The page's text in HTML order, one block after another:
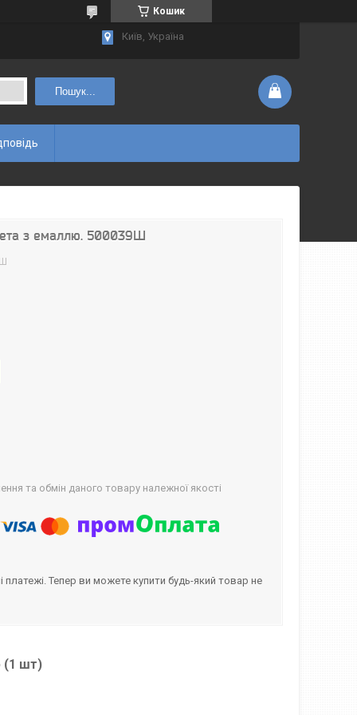
Кошик
Київ, Україна
Пошук...
з емаллю. 500039Ш
та обмін даного товару належної якості
платежі. Тепер ви можете купити будь-який товар не
(1 шт)